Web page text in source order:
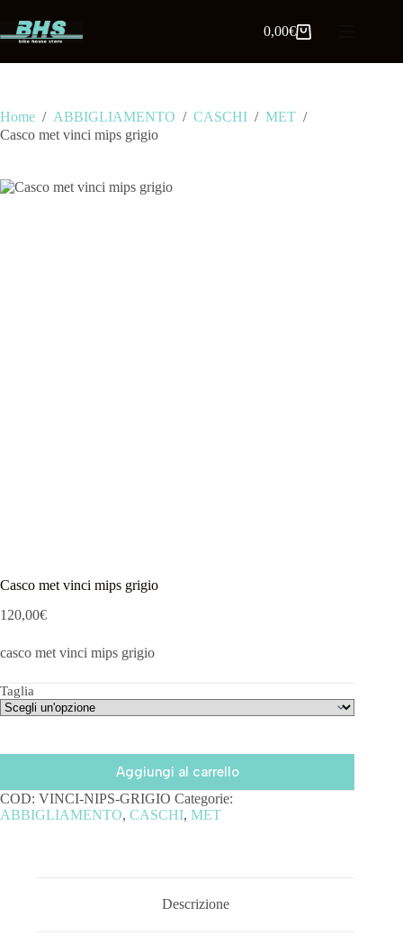
0,00€
Home / ABBIGLIAMENTO / CASCHI / MET /
Casco met vinci mips grigio
Casco met vinci mips grigio
120,00€
casco met vinci mips grigio
Taglia
Aggiungi al carrello
COD: VINCI-NIPS-GRIGIO Categorie:
ABBIGLIAMENTO, CASCHI, MET
Descrizione